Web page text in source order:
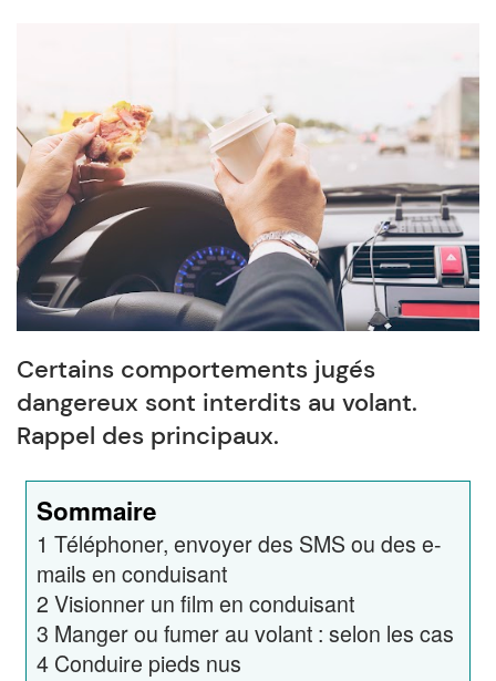
Certains comportements jugés
dangereux sont interdits au volant.
Rappel des principaux.
Sommaire
1 Téléphoner, envoyer des SMS ou des e-
mails en conduisant
2 Visionner un film en conduisant
3 Manger ou fumer au volant : selon les cas
4 Conduire pieds nus